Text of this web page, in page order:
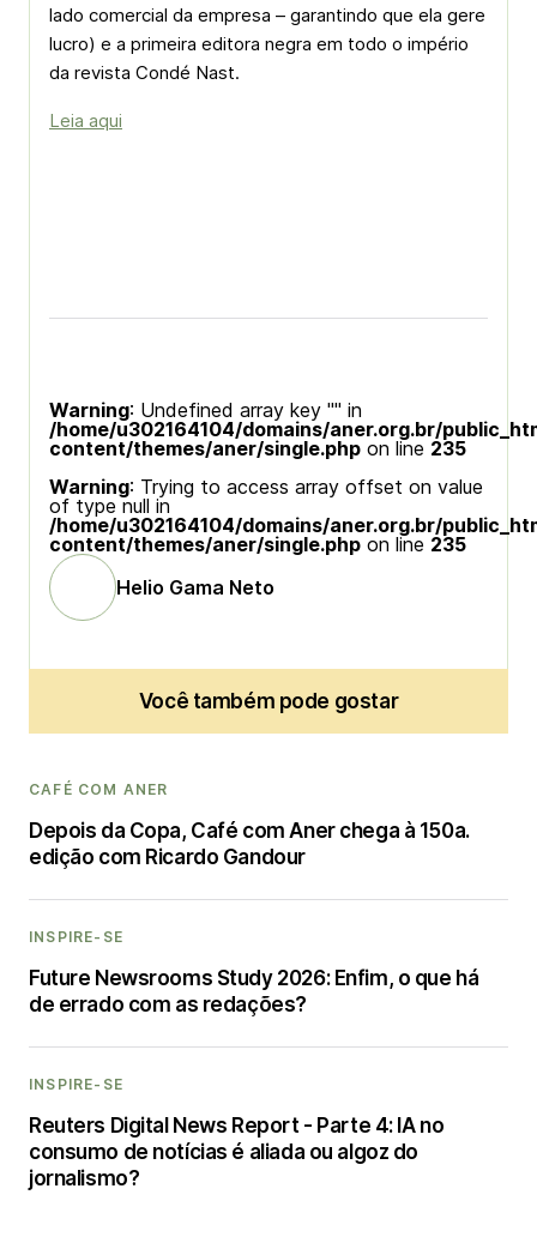
lado comercial da empresa – garantindo que ela gere
lucro) e a primeira editora negra em todo o império
da revista Condé Nast.
Leia aqui
Warning: Undefined array key "" in
/home/u302164104/domains/aner.org.br/
content/themes/aner/single.php on line 235
Warning: Trying to access array offset on value
of type null in
/home/u302164104/domains/aner.org.br/
content/themes/aner/single.php on line 235
Helio Gama Neto
Você também pode gostar
CAFÉ COM ANER
Depois da Copa, Café com Aner chega à 150a.
edição com Ricardo Gandour
INSPIRE-SE
Future Newsrooms Study 2026: Enfim, o que há
de errado com as redações?
INSPIRE-SE
Reuters Digital News Report - Parte 4: IA no
consumo de notícias é aliada ou algoz do
jornalismo?